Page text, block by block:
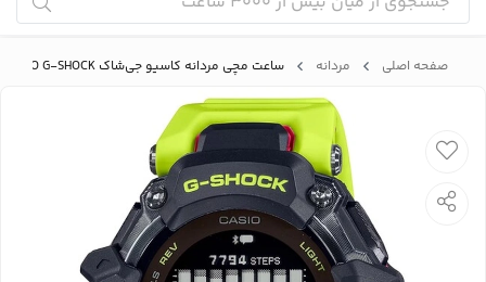
صفحه اصلی مردانه ساعت مچی مردانه کاسیو جی‌شاک CASIO G-SHOCK مدل GBD-H2000-1A9DR